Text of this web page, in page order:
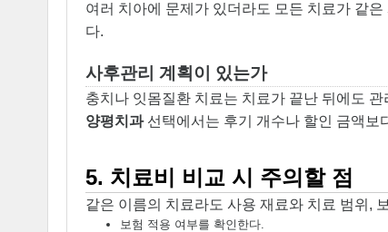
여러 치아에 문제가 있더라도 모든 치료가 같
다.
사후관리 계획이 있는가
충치나 잇몸질환 치료는 치료가 끝난 뒤에도
양평치과선택에서는 후기 개수나 할인 금액보
5. 치료비 비교 시 주의할 점
같은 이름의 치료라도 사용 재료와 치료 범위,
보험 적용 여부를 확인한다.